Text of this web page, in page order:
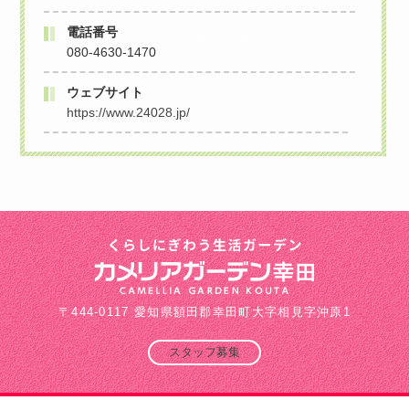
電話番号
080-4630-1470
ウェブサイト
https://www.24028.jp/
〒444-0117 愛知県額田郡幸田町大字相見字沖原1
スタッフ募集